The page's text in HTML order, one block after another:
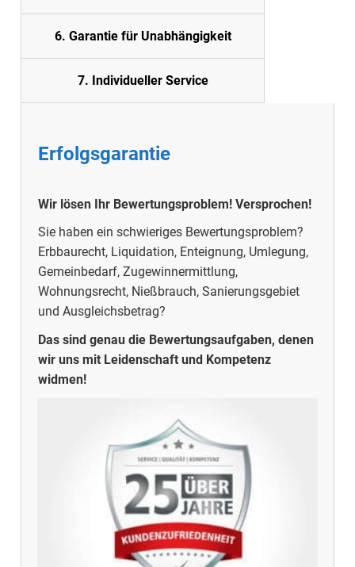
6. Garantie für Unabhängigkeit
7. Individueller Service
Erfolgsgarantie
Wir lösen Ihr Bewertungsproblem! Versprochen!
Sie haben ein schwieriges Bewertungsproblem?
Erbbaurecht, Liquidation, Enteignung, Umlegung,
Gemeinbedarf, Zugewinnermittlung,
Wohnungsrecht, Nießbrauch, Sanierungsgebiet
und Ausgleichsbetrag?
Das sind genau die Bewertungsaufgaben, denen
wir uns mit Leidenschaft und Kompetenz
widmen!